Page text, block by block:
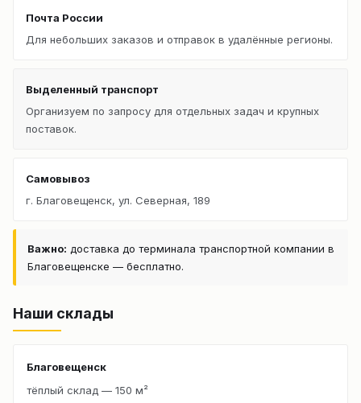
Почта России
Для небольших заказов и отправок в удалённые регионы.
Выделенный транспорт
Организуем по запросу для отдельных задач и крупных
поставок.
Самовывоз
г. Благовещенск, ул. Северная, 189
Важно: доставка до терминала транспортной компании в
Благовещенске — бесплатно.
Наши склады
Благовещенск
тёплый склад — 150 м²